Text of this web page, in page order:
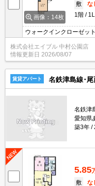
画像：14枚
敷
な
1階
ウォークインクローゼッ
部屋で！。魅力的！。
株式会社エイブル 中村公園店
情報更新日 2026/08/07
賃貸アパート 名鉄津島線･尾
名鉄津
愛知県
築3年
5.85
敷
な